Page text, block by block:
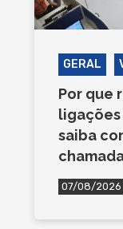
GERAL
Por que
ligações
saiba
07/08/2026